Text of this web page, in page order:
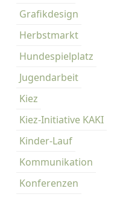
Grafikdesign
Herbstmarkt
Hundespielplatz
Jugendarbeit
Kiez
Kiez-Initiative KAKI
Kinder-Lauf
Kommunikation
Konferenzen